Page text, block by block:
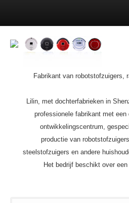
Deutsch
Português 日本語
Hrvatski Română
Estonia Bulgarian
Fabrikant van robotstofzuigers,
Lilin, met dochterfabrieken in
professionele fabrikant met
ontwikkelingscentrum,
productie van
steelstofzuigers en andere
Het bedrijf beschikt over